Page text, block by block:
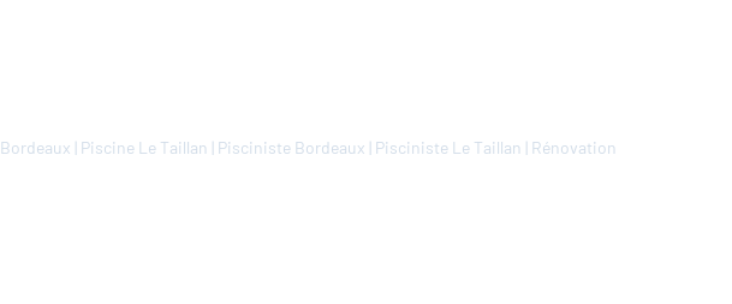
| Piscine Le Taillan | Pisciniste Bordeaux | Pisciniste Le Taillan | Rénovation